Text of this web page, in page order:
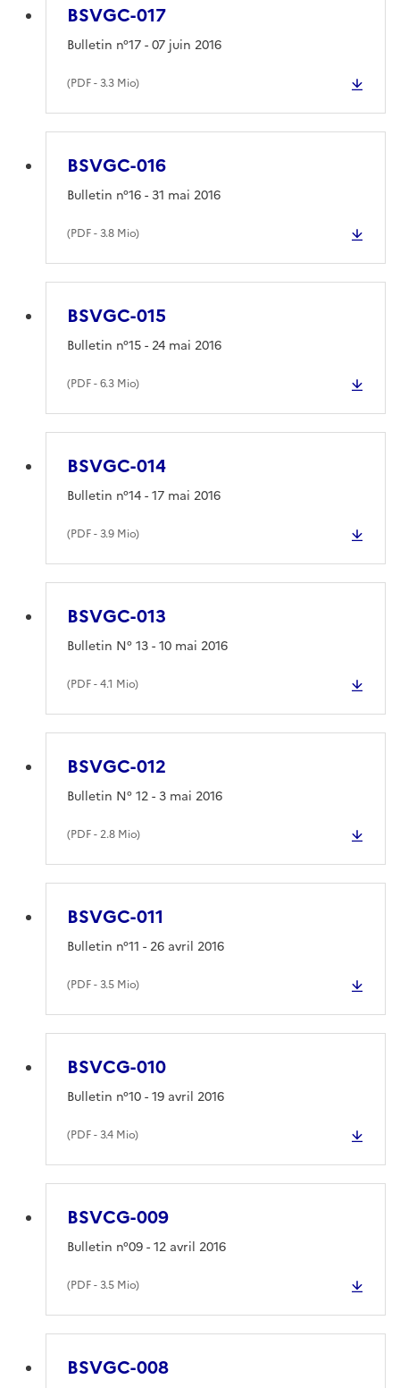
BSVGC-017
(PDF- 3.3 Mio)
Bulletin n°17 - 07 juin 2016
BSVGC-016
(PDF- 3.8 Mio)
Bulletin n°16 - 31 mai 2016
BSVGC-015
(PDF- 6.3 Mio)
Bulletin n°15 - 24 mai 2016
BSVGC-014
(PDF- 3.9 Mio)
Bulletin n°14 - 17 mai 2016
BSVGC-013
(PDF- 4.1 Mio)
Bulletin N° 13 - 10 mai 2016
BSVGC-012
(PDF- 2.8 Mio)
Bulletin N° 12 - 3 mai 2016
BSVGC-011
(PDF- 3.5 Mio)
Bulletin n°11 - 26 avril 2016
BSVCG-010
(PDF- 3.4 Mio)
Bulletin n°10 - 19 avril 2016
BSVCG-009
(PDF- 3.5 Mio)
Bulletin n°09 - 12 avril 2016
BSVGC-008